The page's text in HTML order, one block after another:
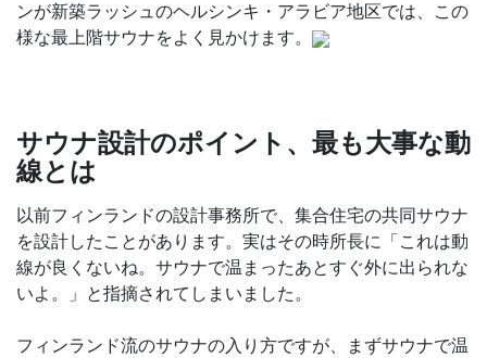
ンが新築ラッシュのヘルシンキ・アラビア地区では、この
様な最上階サウナをよく見かけます。
サウナ設計のポイント、最も大事な動
線とは
以前フィンランドの設計事務所で、集合住宅の共同サウナ
を設計したことがあります。実はその時所長に「これは動
線が良くないね。サウナで温まったあとすぐ外に出られな
いよ。」と指摘されてしまいました。
フィンランド流のサウナの入り方ですが、まずサウナで温